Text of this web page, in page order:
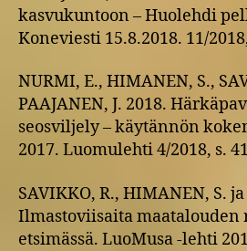
kasvukuntoon – Huolehdi
Koneviesti 15.8.2018. 11/
NURMI, E., HIMANEN, S.,
PAAJANEN, J. 2018.
seosviljely – käytännön
2017. Luomulehti 4/2018, s.
SAVIKKO, R., HIMANEN, S.
Ilmastoviisaita maatalouden
etsimässä. LuoMusa -lehti